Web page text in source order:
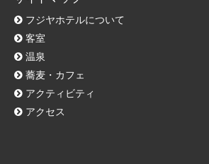
フジヤホテルについて
客室
温泉
蕎麦・カフェ
アクティビティ
アクセス